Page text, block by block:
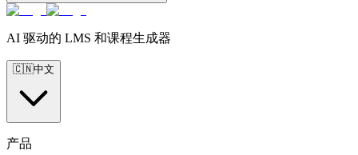
AI 驱动的 LMS 和课程生成器
🇨🇳中文
产品